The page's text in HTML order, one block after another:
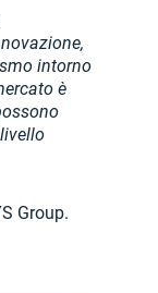
intorno
è
Group.